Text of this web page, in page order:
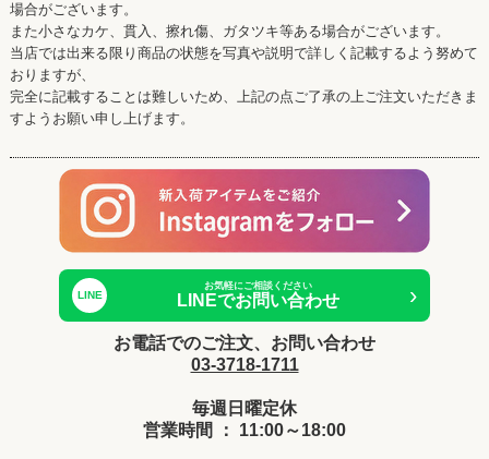
場合がございます。
また小さなカケ、貫入、擦れ傷、ガタツキ等ある場合がございます。
当店では出来る限り商品の状態を写真や説明で詳しく記載するよう努めて
おりますが、
完全に記載することは難しいため、上記の点ご了承の上ご注文いただきま
すようお願い申し上げます。
LINE
お気軽にご相談ください
LINEでお問い合わせ ›
お電話でのご注文、お問い合わせ
03-3718-1711
毎週日曜定休
営業時間 ： 11:00～18:00